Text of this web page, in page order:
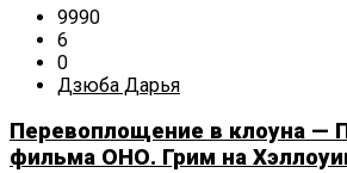
9990
6
0
Дзюба Дарья
Перевоплощение в клоуна —
фильма ОНО. Грим на